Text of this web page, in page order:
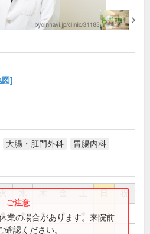
]
大腸・肛門外科 胃腸内科
祝
● ● ● ●
業の場合があります。来院前
認ください。